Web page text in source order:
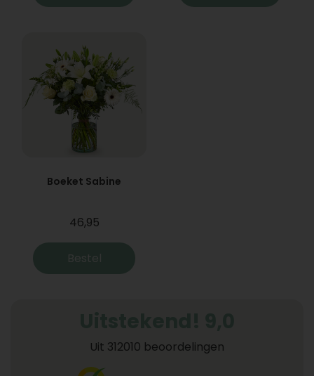
Boeket Sabine
46,95
Bestel
Uit 312010 beoordelingen